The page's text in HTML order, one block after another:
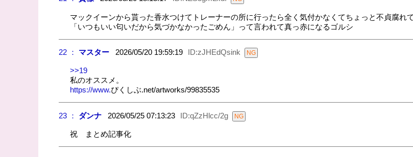
マックイーンから貰った香水つけてトレーナーの所に行ったら全く気付かなくてちょっと不貞腐れ
「いつもいい匂いだから気づかなかったごめん」って言われて真っ赤になるゴルシ
22 ： マスター2026/05/20 19:59:19 ID:zJHEdQsink
>>19
私のオススメ。
https://www.ぴくしぶ.net/artworks/99835535
23 ： ダンナ2026/05/25 07:13:23 ID:qZzHlcc/2g
祝 まとめ記事化